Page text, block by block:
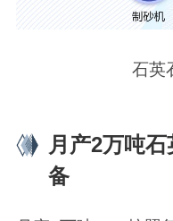
石英
月产2万吨
备